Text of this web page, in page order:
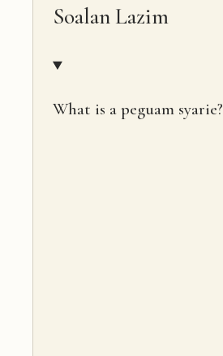
Soalan Lazim
What is a peguam syarie?